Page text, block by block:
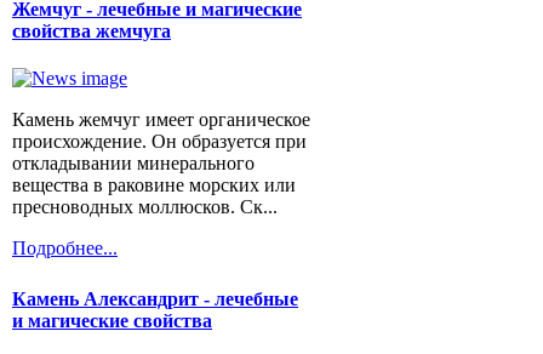
Жемчуг - лечебные и магические
свойства жемчуга
Камень жемчуг имеет органическое
происхождение. Он образуется при
откладывании минерального
вещества в раковине морских или
пресноводных моллюсков. Ск...
Подробнее...
Камень Александрит - лечебные
и магические свойства